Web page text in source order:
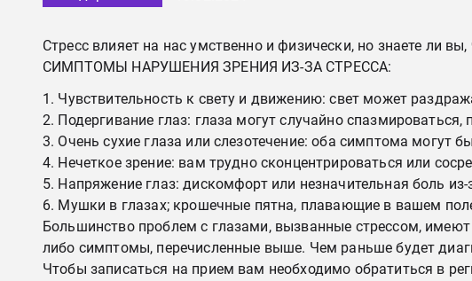
Стресс влияет на нас умственно и физически, но знаете ли
СИМПТОМЫ НАРУШЕНИЯ ЗРЕНИЯ ИЗ-ЗА СТРЕССА:
Чувствительность к свету и движению: свет может
Подергивание глаз: глаза могут случайно
Очень сухие глаза или слезотечение: оба симптома
Нечеткое зрение: вам трудно сконцентрироваться или
Напряжение глаз: дискомфорт или незначительная боль
Мушки в глазах; крошечные пятна, плавающие в вашем
Большинство проблем с глазами, вызванные стрессом, имеют
либо симптомы, перечисленные выше. Чем раньше будет
Чтобы записаться на прием вам необходимо обратиться в